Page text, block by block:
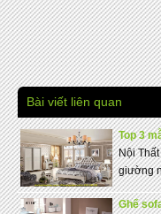
Bài viết liên quan
Top 3
Nội
giường
Ghế